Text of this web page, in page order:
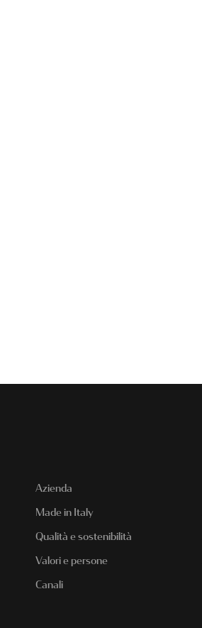
Azienda
Made in Italy
Qualità e sostenibilità
Valori e persone
Canali